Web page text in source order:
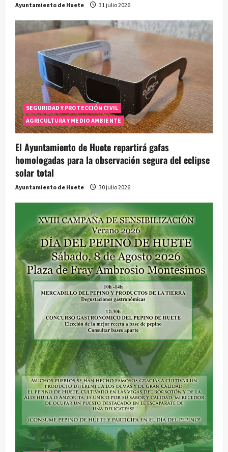
Ayuntamiento de Huete 31 julio 2026
SEGURIDAD Y PROTECCIÓN CIVIL
AGRICULTURA Y MEDIO AMBIENTE
El Ayuntamiento de Huete repartirá gafas
homologadas para la observación segura del eclipse
solar total
Ayuntamiento de Huete 30 julio 2026